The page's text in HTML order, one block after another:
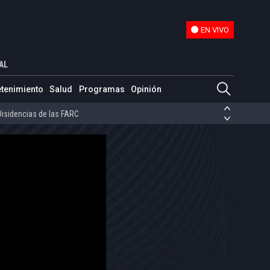
EN VIVO
Salud Programas Opinión
de las FARC
Venezuela Nicolás Maduro
de las FARC